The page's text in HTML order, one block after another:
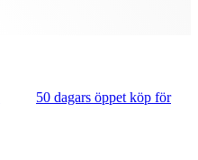
50 dagars öppet köp för